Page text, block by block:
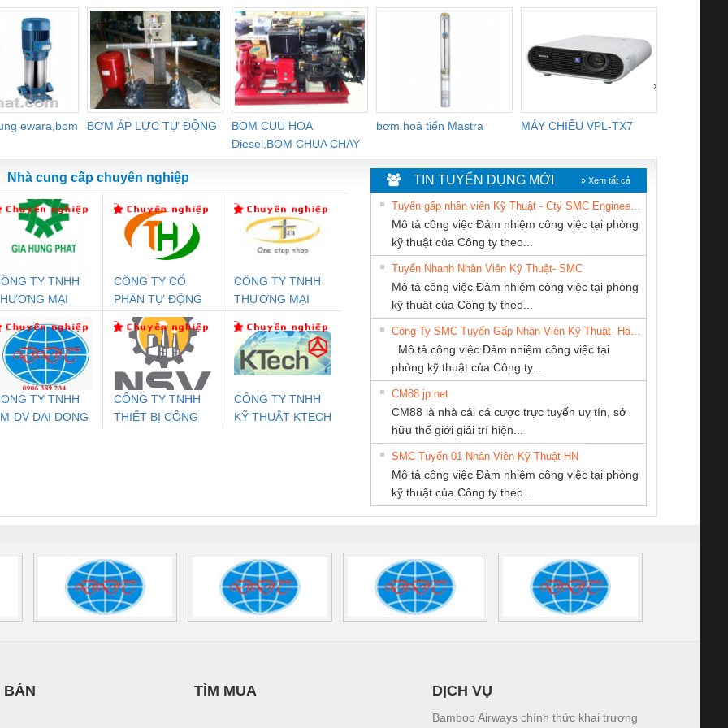
ewara,bom
BƠM ÁP LỰC TỰ ĐỘNG
BOM CUU HOA
Diesel,BOM CHUA CHAY
bơm hoả tiển Mastra MÁY CHIẾU VPL-TX7
›
An Toàn
Contact
1NO-
24DC-SP -
Rơ Le An Toàn
Phoenix Contact
PSR-SCP-
24UC/ESL4/3X1/1X2/B
- 2981059
Điện AC
Mô-đun Ắc Quy UPS
Bộ Lặp Tín Hiệu
PROFIBUS Phoenix
Contact PSI-REP-
PROFIBUS/12MB -
2708863
Rơ Le An Toàn
Phoenix Contact
2986960 – PSR-
SCP-
24DC/FSP/2X1/1X2
Rơ Le An Toàn
Bộ giám sát chuỗi
tấm pin
TRANSCLINIC 16I+
1K5 H (2502520000)
Bộ giám sát chuỗi
tấm pin
TRANSCLINIC 16I+
1K5 L (2433950000)
Bộ giám sát dòng
TRANSCLINIC 16I+
(2008130000)
Bộ chỉnh lưu nguồn
điện TRANSCLINIC
BKE 1K5.4
(7791400879)2. Giá
Nẹp nhôm chống
trơn Đà Nẵng
Nhà cung cấp chuyên nghiệp
TY TNHH
MẠI
ĐIỆN CƠ
GIA HƯNG PHÁT
CÔNG TY CỔ
PHẦN TỰ ĐỘNG
TIẾN HƯNG
CÔNG TY TNHH
THƯƠNG MẠI
NAM
TY TNHH
DV DAI DONG
CÔNG TY TNHH
THIẾT BỊ CÔNG
CÔNG TY TNHH
KỸ THUẬT KTECH
CÔNG TY TNHH
KINH DOANH
DỊCH VỤ XNK
PHƯƠNG NAM
Cty TNHH TM QC
Ba Miền
Tan Dong Cang
Công ty TNHH
Thương Mại SX Ba
MEKONG MARINE
SUPPLY
Thiết Bị Điện Nam
TIN TUYỂN DỤNG MỚI » Xem tất cả
Mô tả công việc Đảm nhiệm công việc tại phòng
kỹ thuật của Công ty theo...
Tuyển Nhanh Nhân Viên Kỹ Thuật- SMC
Mô tả công việc Đảm nhiệm công việc tại phòng
kỹ thuật của Công ty theo...
Mô tả công việc Đảm nhiệm công việc tại
phòng kỹ thuật của Công ty...
CM88 jp net
CM88 là nhà cái cá cược trực tuyến uy tín, sở
hữu thế giới giải trí hiện...
SMC Tuyển 01 Nhân Viên Kỹ Thuật-HN
Mô tả công việc Đảm nhiệm công việc tại phòng
kỹ thuật của Công ty theo...
BÁN TÌM MUA DỊCH VỤ
Bamboo Airways chính thức khai trương